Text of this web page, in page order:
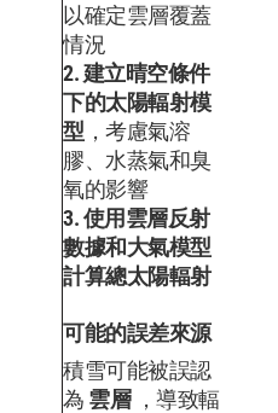
以確定雲層覆蓋
情況
2. 建立晴空條件
下的太陽輻射模
型 ，考慮氣溶
膠、水蒸氣和臭
氧的影響
3. 使用雲層反射
數據和大氣模型
計算總太陽輻射
可能的誤差來源
積雪可能被誤認
為 雲層 ，導致輻